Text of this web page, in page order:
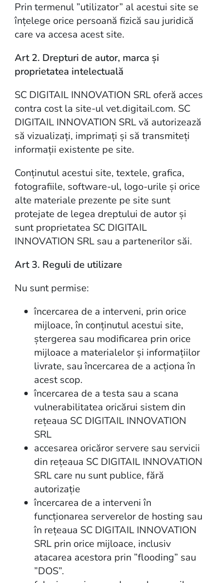
Prin termenul ”utilizator” al acestui site se
înțelege orice persoană fizică sau juridică
care va accesa acest site.
Art 2. Drepturi de autor, marca și
proprietatea intelectuală
SC DIGITAIL INNOVATION SRL oferă acces
contra cost la site-ul vet.digitail.com. SC
DIGITAIL INNOVATION SRL vă autorizează
să vizualizați, imprimați și să transmiteți
informații existente pe site.
Conținutul acestui site, textele, grafica,
fotografiile, software-ul, logo-urile și orice
alte materiale prezente pe site sunt
protejate de legea dreptului de autor și
sunt proprietatea SC DIGITAIL
INNOVATION SRL sau a partenerilor săi.
Art 3. Reguli de utilizare
Nu sunt permise:
încercarea de a interveni, prin orice
mijloace, în conținutul acestui site,
ștergerea sau modificarea prin orice
mijloace a materialelor și informațiilor
livrate, sau încercarea de a acționa în
acest scop.
încercarea de a testa sau a scana
vulnerabilitatea oricărui sistem din
rețeaua SC DIGITAIL INNOVATION
SRL
accesarea oricăror servere sau servicii
din rețeaua SC DIGITAIL INNOVATION
SRL care nu sunt publice, fără
autorizație
încercarea de a interveni în
funcționarea serverelor de hosting sau
în rețeaua SC DIGITAIL INNOVATION
SRL prin orice mijloace, inclusiv
atacarea acestora prin ”flooding” sau
”DOS”.